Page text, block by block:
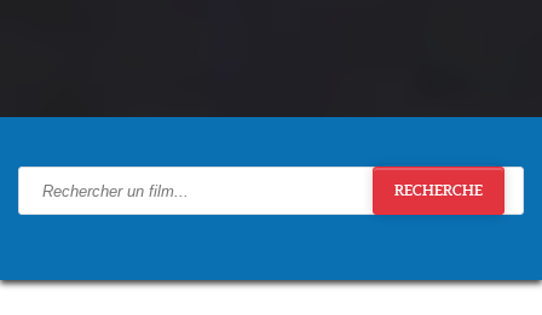
RECHERCHE